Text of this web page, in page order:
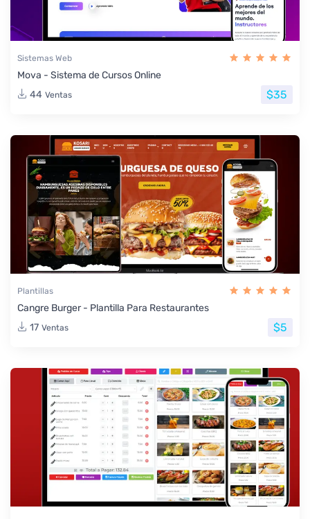
Sistemas Web
Mova - Sistema de Cursos Online
44 Ventas $35
Plantillas
Cangre Burger - Plantilla Para Restaurantes
17 Ventas $5